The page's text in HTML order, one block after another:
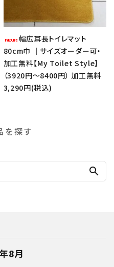
幅広耳長トイレマット
80cm巾 ｜サイズオーダー可・
加工無料【My Toilet Style】
（3920円～8400円） 加工無料
3,290円(税込)
を探す
search
8月